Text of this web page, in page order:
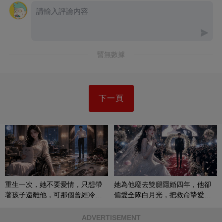
暫無數據
下一頁
重生一次，她不要愛情，只想帶
著孩子遠離他，可那個曾經冷漠
她為他廢去雙腿隱婚四年，他卻
偏愛全隊白月光，把救命摯愛當
ADVERTISEMENT